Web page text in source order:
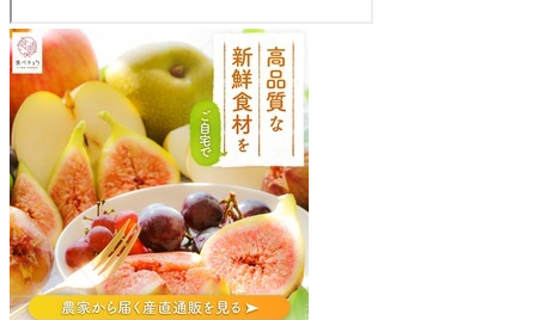
中
滝
果
樹
園
(梨
園)
321-
0346
栃
木
県